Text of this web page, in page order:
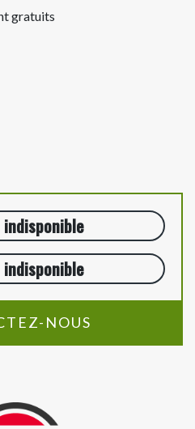
gratuits
indisponible
indisponible
NOUS